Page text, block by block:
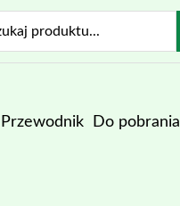
Przewodnik Do pobrania